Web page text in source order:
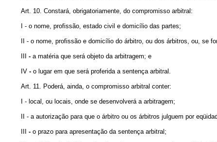
Art. 10. Constará, obrigatoriamente, do compromisso arbitral:
I - o nome, profissão, estado civil e domicílio das partes;
II - o nome, profissão e domicílio do árbitro, ou dos árbitros, ou, se
III - a matéria que será objeto da arbitragem; e
IV - o lugar em que será proferida a sentença arbitral.
Art. 11. Poderá, ainda, o compromisso arbitral conter:
I - local, ou locais, onde se desenvolverá a arbitragem;
II - a autorização para que o árbitro ou os árbitros julguem por
III - o prazo para apresentação da sentença arbitral;